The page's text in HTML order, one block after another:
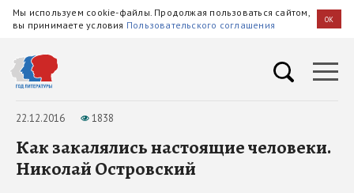
Мы используем cookie-файлы. Продолжая пользоваться сайтом,
вы принимаете условия Пользовательского соглашения OK
22.12.2016 1838
Как закалялись настоящие человеки.
Николай Островский